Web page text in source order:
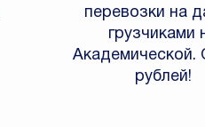
перевозки на
грузчиками
Академической.
рублей!